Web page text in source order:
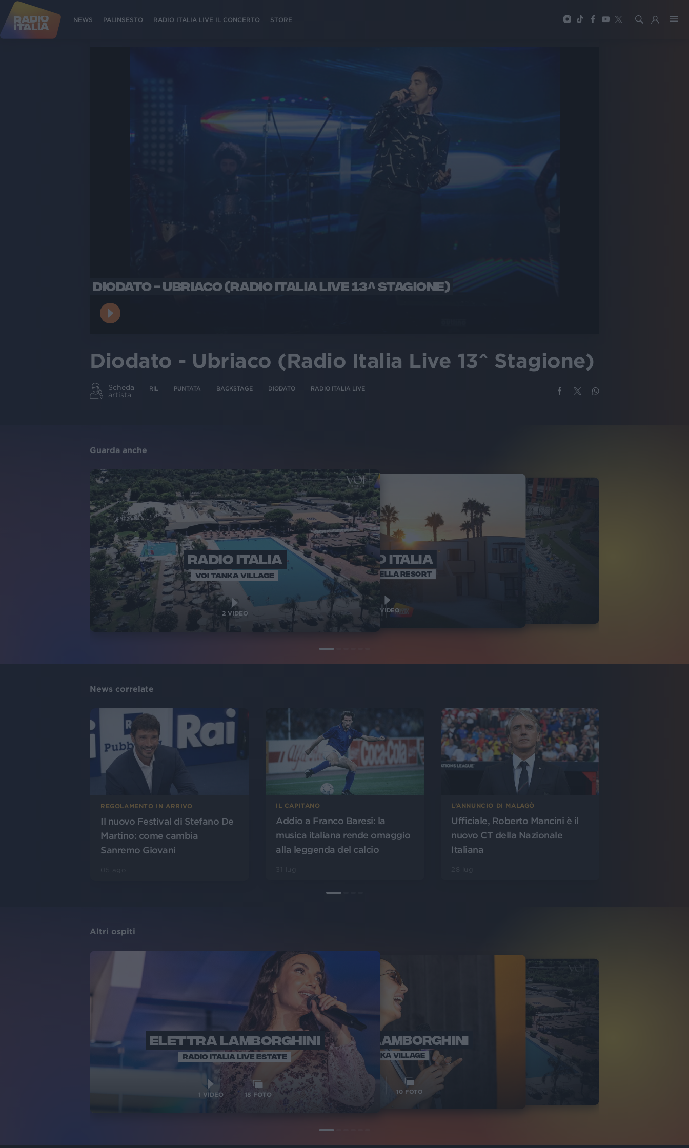
NEWS PALINSESTO RADIO ITALIA LIVE IL CONCERTO STORE
DIODATO - UBRIACO (RADIO ITALIA LIVE 13^ STAGIONE)
Diodato - Ubriaco (Radio Italia Live 13^ Stagione)
Scheda
artista
RIL PUNTATA BACKSTAGE DIODATO RADIO ITALIA LIVE
Guarda anche
RADIO ITALIA
VOI TANKA VILLAGE
2VIDEO
RADIO ITALIA
VOI ARENELLA RESORT
VIDEO
RADIO ITALIA
BRAVO BAIA DI TINDARI 2026
News correlate
REGOLAMENTO IN ARRIVO
Il nuovo Festival di Stefano De
Martino: come cambia
Sanremo Giovani
IL CAPITANO
Addio a Franco Baresi: la
musica italiana rende omaggio
alla leggenda del calcio
L’ANNUNCIO DI MALAGÒ
Ufficiale, Roberto Mancini è il
nuovo CT della Nazionale
Italiana
Altri ospiti
ELETTRA LAMBORGHINI
RADIO ITALIA LIVE ESTATE
1 VIDEO 18 FOTO
ELETTRA LAMBORGHINI
VOI TANKA VILLAGE
10 FOTO
RADIO ITALIA
VOI TANKA VILLAGE